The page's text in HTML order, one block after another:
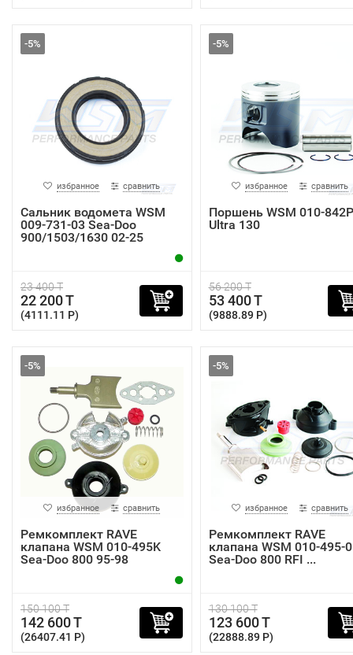
-5%
избранное сравнить
Сальник водомета WSM
009-731-03 Sea-Doo
900/1503/1630 02-25
23 400 T
22 200 T
(4111.11 P)
-5%
избранное сравнить
Поршень WSM 010-
Ultra 130
56 200 T
53 400 T
(9888.89 P)
-5%
избранное сравнить
Ремкомплект RAVE
клапана WSM 010-495K
Sea-Doo 800 95-98
150 100 T
142 600 T
(26407.41 P)
-5%
избранное сравнить
Ремкомплект RAVE
клапана WSM 010-495-
Sea-Doo 800 RFI ...
130 100 T
123 600 T
(22888.89 P)